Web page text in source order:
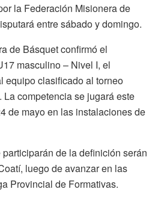
la Federación Misionera de
entre sábado y domingo.
de Básquet confirmó el
masculino – Nivel I, el
equipo clasificado al torneo
competencia se jugará este
de mayo en las instalaciones de
de la definición serán
luego de avanzar en las
Provincial de Formativas.